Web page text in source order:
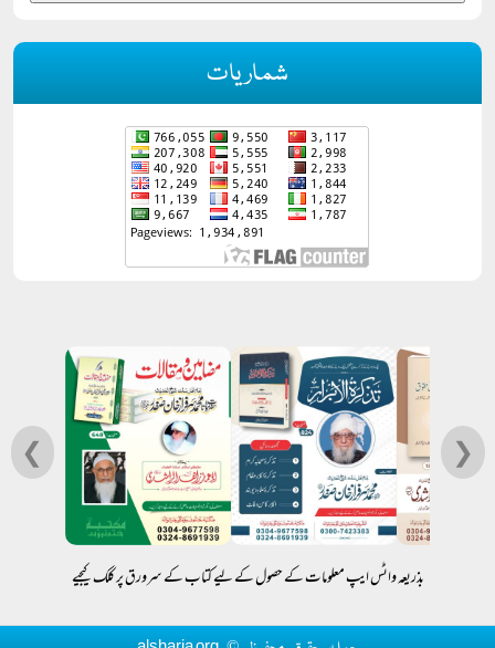
شماریات
❮ ❯
بذریعہ واٹس ایپ معلومات کے حصول کے لیے کتاب کے سرورق پر کلک کیجیے